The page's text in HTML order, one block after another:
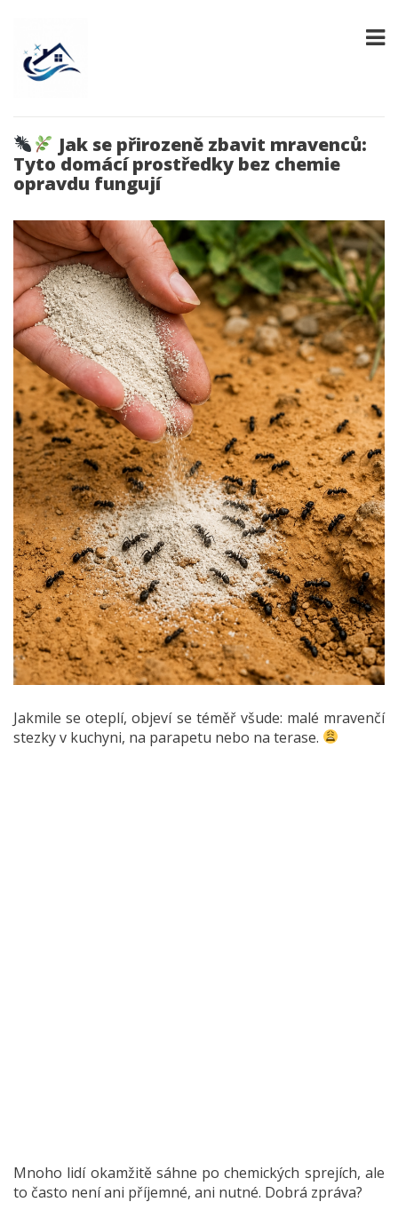
Jak se přirozeně zbavit mravenců:
Tyto domácí prostředky bez chemie
opravdu fungují
Jakmile se oteplí, objeví se téměř všude: malé mravenčí
stezky v kuchyni, na parapetu nebo na terase.
Mnoho lidí okamžitě sáhne po chemických sprejích, ale
to často není ani příjemné, ani nutné. Dobrá zpráva?